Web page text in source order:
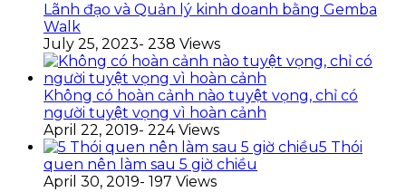
Lãnh đạo và Quản lý kinh doanh bằng Gemba
Walk
July 25, 2023- 238 Views
Không có hoàn cảnh nào tuyệt vọng, chỉ có
người tuyệt vọng vì hoàn cảnh
April 22, 2019- 224 Views
5 Thói
quen nên làm sau 5 giờ chiều
April 30, 2019- 197 Views